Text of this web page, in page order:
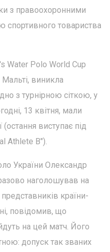
з правоохоронними
спортивного товариства
Water Polo World Cup
виникла
з турнірною сіткою, у
13 квітня, мали
(остання виступає під
Athlete B").
України Олександр
наголошував на
країни-
повідомив, що
на цей матч. Його
допуск так званих